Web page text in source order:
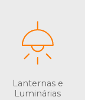
Lanternas e
Luminárias